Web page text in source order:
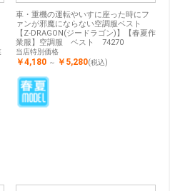
車・重機の運転やいすに座った時にフ
ァンが邪魔にならない空調服ベスト
【Z-DRAGON(ジードラゴン)】【春夏作
業服】空調服 ベスト 74270
当店特別価格
￥4,180 ～ ￥5,280(税込)